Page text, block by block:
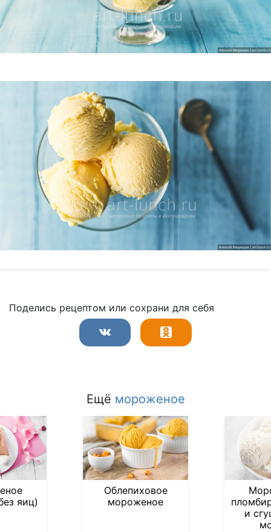
Поделись рецептом или сохрани для себя
Ещё мороженое
яиц)
Облепиховое
мороженое
и